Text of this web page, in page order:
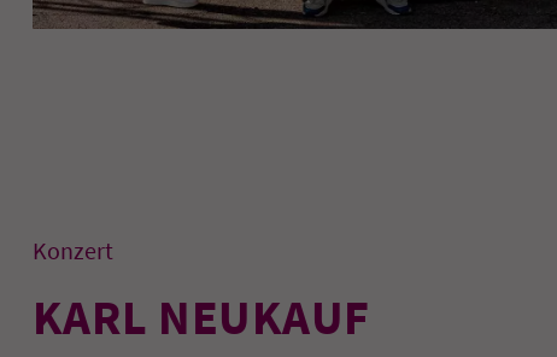
Konzert
KARL NEUKAUF